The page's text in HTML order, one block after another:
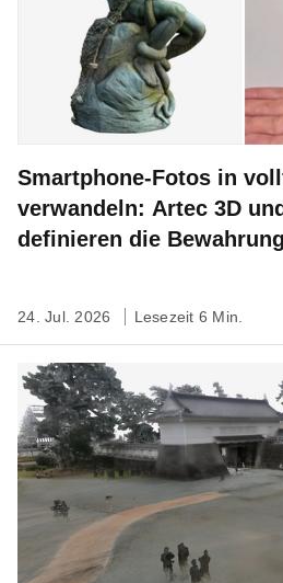
Smartphone-Fotos in
verwandeln: Artec 3D
definieren die
24. Jul. 2026 Lesezeit 6 Min.